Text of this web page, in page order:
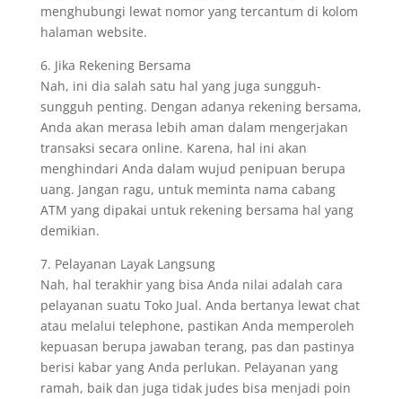
menghubungi lewat nomor yang tercantum di kolom
halaman website.
6. Jika Rekening Bersama
Nah, ini dia salah satu hal yang juga sungguh-
sungguh penting. Dengan adanya rekening bersama,
Anda akan merasa lebih aman dalam mengerjakan
transaksi secara online. Karena, hal ini akan
menghindari Anda dalam wujud penipuan berupa
uang. Jangan ragu, untuk meminta nama cabang
ATM yang dipakai untuk rekening bersama hal yang
demikian.
7. Pelayanan Layak Langsung
Nah, hal terakhir yang bisa Anda nilai adalah cara
pelayanan suatu Toko Jual. Anda bertanya lewat chat
atau melalui telephone, pastikan Anda memperoleh
kepuasan berupa jawaban terang, pas dan pastinya
berisi kabar yang Anda perlukan. Pelayanan yang
ramah, baik dan juga tidak judes bisa menjadi poin